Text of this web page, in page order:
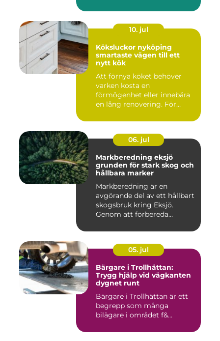
10. jul
Köksluckor nyköping
smartaste vägen till ett
nytt kök
Att förnya köket behöver
varken kosta en
förmögenhet eller innebära
en lång renovering. För
06. jul
Markberedning eksjö
grunden för stark skog och
hållbara marker
Markberedning är en
avgörande del av ett hållbart
skogsbruk kring Eksjö.
Genom att förbereda
05. jul
Bärgare i Trollhättan:
Trygg hjälp vid vägkanten
dygnet runt
Bärgare i Trollhättan är ett
begrepp som många
bilägare i området f&...